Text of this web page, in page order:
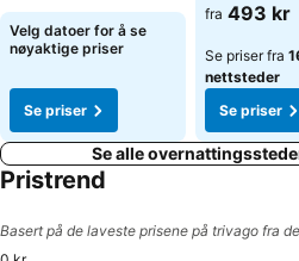
Velg datoer for å se
nøyaktige priser
Se priser
fra 493 kr
Se priser fra
nettsteder
Se priser
Se alle
Pristrend
Basert på de laveste prisene på trivago fra